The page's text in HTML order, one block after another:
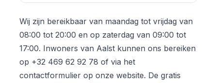
Wij zijn bereikbaar van maandag tot vrijdag van
08:00 tot 20:00 en op zaterdag van 09:00 tot
17:00. Inwoners van Aalst kunnen ons bereiken
op +32 469 62 92 78 of via het
contactformulier op onze website. De gratis